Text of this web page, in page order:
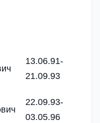
13.06.91-
21.09.93
22.09.93-
03.05.96